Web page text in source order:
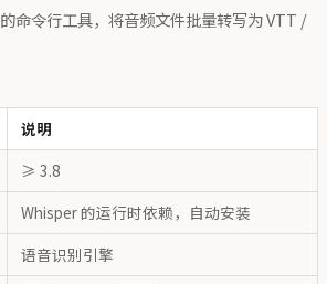
的命令行工具，将音频文件批量转写为 VTT /
说明
≥ 3.8
Whisper 的运行时依赖，自动安装
语音识别引擎